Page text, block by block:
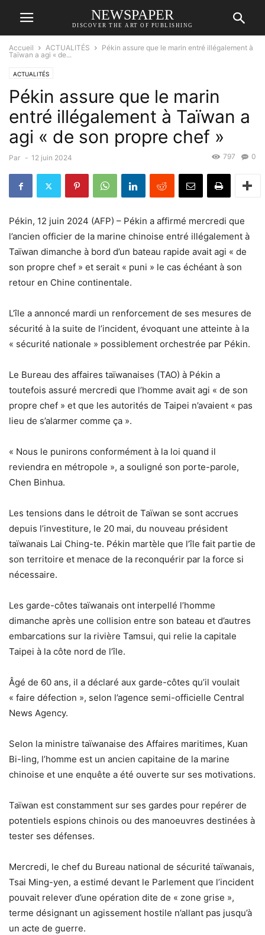
NEWSPAPER
DISCOVER THE ART OF PUBLISHING
Accueil ACTUALITÉS
Pékin assure que le marin entré illégalement à
Taïwan a agi « de...
ACTUALITÉS
Pékin assure que le marin
entré illégalement à Taïwan a
agi « de son propre chef »
Par - 12 juin 2024 0
797
Pékin, 12 juin 2024 (AFP) – Pékin a affirmé mercredi que
l’ancien officier de la marine chinoise entré illégalement à
Taïwan dimanche à bord d’un bateau rapide avait agi « de
son propre chef » et serait « puni » le cas échéant à son
retour en Chine continentale.
L’île a annoncé mardi un renforcement de ses mesures de
sécurité à la suite de l’incident, évoquant une atteinte à la
« sécurité nationale » possiblement orchestrée par Pékin.
Le Bureau des affaires taïwanaises (TAO) à Pékin a
toutefois assuré mercredi que l’homme avait agi « de son
propre chef » et que les autorités de Taipei n’avaient « pas
lieu de s’alarmer comme ça ».
« Nous le punirons conformément à la loi quand il
reviendra en métropole », a souligné son porte-parole,
Chen Binhua.
Les tensions dans le détroit de Taïwan se sont accrues
depuis l’investiture, le 20 mai, du nouveau président
taïwanais Lai Ching-te. Pékin martèle que l’île fait partie de
son territoire et menace de la reconquérir par la force si
nécessaire.
Les garde-côtes taïwanais ont interpellé l’homme
dimanche après une collision entre son bateau et d’autres
embarcations sur la rivière Tamsui, qui relie la capitale
Taipei à la côte nord de l’île.
Âgé de 60 ans, il a déclaré aux garde-côtes qu’il voulait
« faire défection », selon l’agence semi-officielle Central
News Agency.
Selon la ministre taïwanaise des Affaires maritimes, Kuan
Bi-ling, l’homme est un ancien capitaine de la marine
chinoise et une enquête a été ouverte sur ses motivations.
Taïwan est constamment sur ses gardes pour repérer de
potentiels espions chinois ou des manoeuvres destinées à
tester ses défenses.
Mercredi, le chef du Bureau national de sécurité taïwanais,
Tsai Ming-yen, a estimé devant le Parlement que l’incident
pouvait relever d’une opération dite de « zone grise »,
terme désignant un agissement hostile n’allant pas jusqu’à
un acte de guerre.